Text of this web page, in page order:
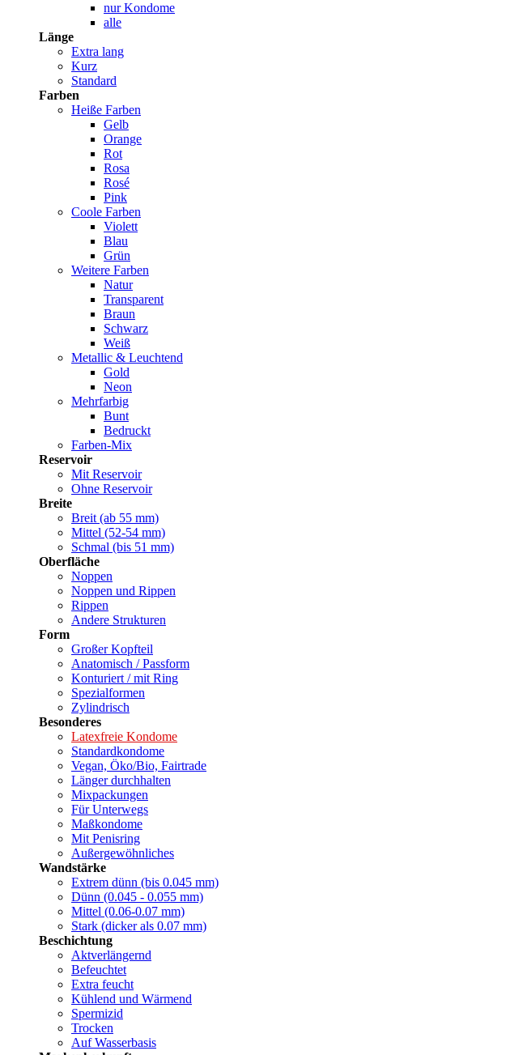
nur Kondome
alle
Länge
Extra lang
Kurz
Standard
Farben
Heiße Farben
Gelb
Orange
Rot
Rosa
Rosé
Pink
Coole Farben
Violett
Blau
Grün
Weitere Farben
Natur
Transparent
Braun
Schwarz
Weiß
Metallic & Leuchtend
Gold
Neon
Mehrfarbig
Bunt
Bedruckt
Farben-Mix
Reservoir
Mit Reservoir
Ohne Reservoir
Breite
Breit (ab 55 mm)
Mittel (52-54 mm)
Schmal (bis 51 mm)
Oberfläche
Noppen
Noppen und Rippen
Rippen
Andere Strukturen
Form
Großer Kopfteil
Anatomisch / Passform
Konturiert / mit Ring
Spezialformen
Zylindrisch
Besonderes
Latexfreie Kondome
Standardkondome
Vegan, Öko/Bio, Fairtrade
Länger durchhalten
Mixpackungen
Für Unterwegs
Maßkondome
Mit Penisring
Außergewöhnliches
Wandstärke
Extrem dünn (bis 0.045 mm)
Dünn (0.045 - 0.055 mm)
Mittel (0.06-0.07 mm)
Stark (dicker als 0.07 mm)
Beschichtung
Aktverlängernd
Befeuchtet
Extra feucht
Kühlend und Wärmend
Spermizid
Trocken
Auf Wasserbasis